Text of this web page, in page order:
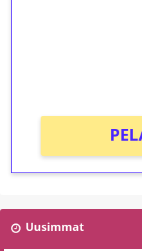
Uusimmat